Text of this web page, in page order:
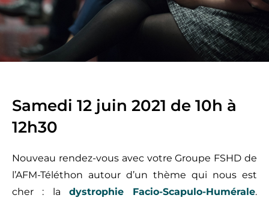
Samedi 12 juin 2021 de 10h à
12h30
Nouveau rendez-vous avec votre Groupe FSHD de
l’AFM-Téléthon autour d’un thème qui nous est
cher : la dystrophie Facio-Scapulo-Humérale.